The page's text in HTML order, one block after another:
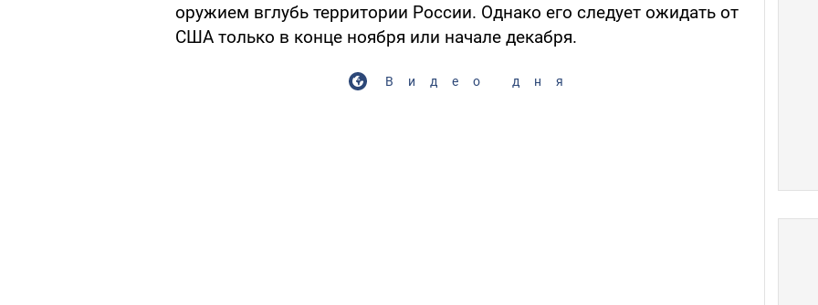
оружием вглубь территории России. Однако его следует ожидать от
США только в конце ноября или начале декабря.
Видео дня